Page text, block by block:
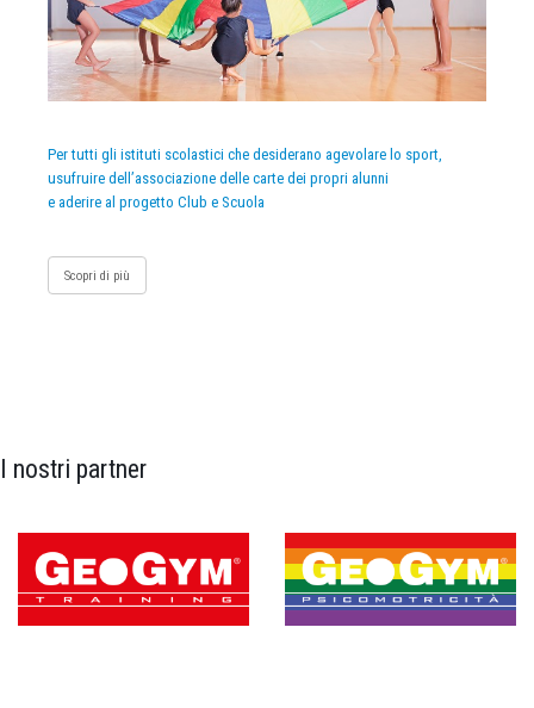
Per tutti gli istituti scolastici che desiderano agevolare lo sport,
usufruire dell’associazione delle carte dei propri alunni
e aderire al progetto Club e Scuola
Scopri di più
I nostri partner